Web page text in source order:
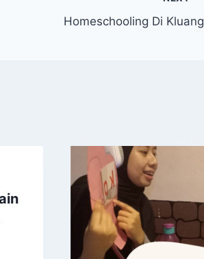
Homeschooling Di Kluang